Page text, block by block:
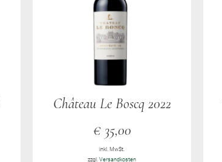
Château Le Boscq 2022
€35,00
inkl. MwSt.
zzgl. Versandkosten